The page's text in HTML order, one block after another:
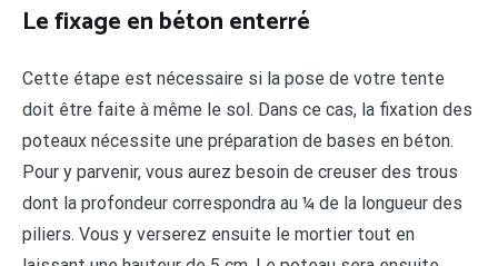
Le fixage en béton enterré
Cette étape est nécessaire si la pose de votre tente
doit être faite à même le sol. Dans ce cas, la fixation des
poteaux nécessite une préparation de bases en béton.
Pour y parvenir, vous aurez besoin de creuser des trous
dont la profondeur correspondra au ¼ de la longueur des
piliers. Vous y verserez ensuite le mortier tout en